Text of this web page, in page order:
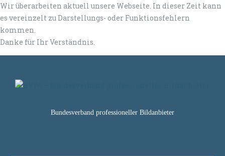
Wir überarbeiten aktuell unsere Webseite. In dieser Zeit kann
es vereinzelt zu Darstellungs- oder Funktionsfehlern
kommen.
Danke für Ihr Verständnis.
Bundesverband professioneller Bildanbieter